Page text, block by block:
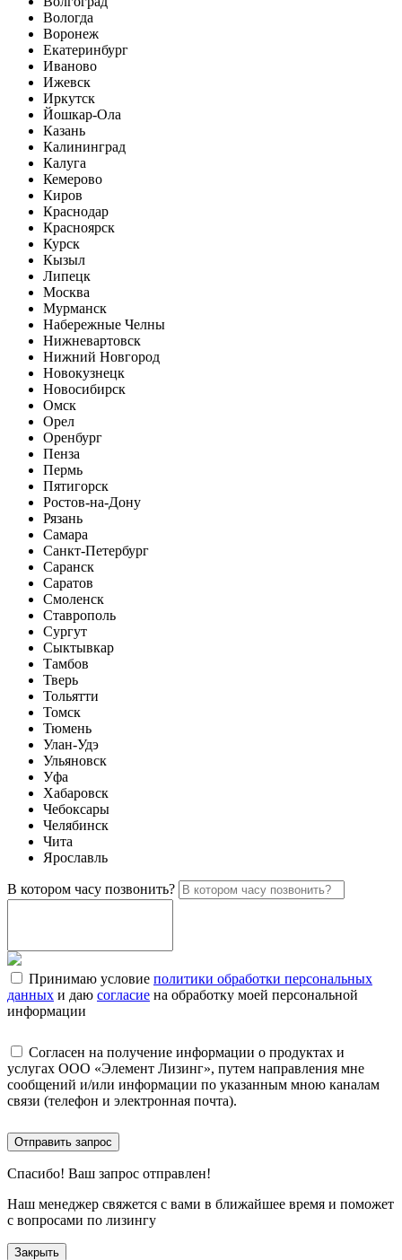
Вологда
Воронеж
Екатеринбург
Иваново
Ижевск
Иркутск
Йошкар-Ола
Казань
Калининград
Калуга
Кемерово
Киров
Краснодар
Красноярск
Курск
Кызыл
Липецк
Москва
Мурманск
Набережные Челны
Нижневартовск
Нижний Новгород
Новокузнецк
Новосибирск
Омск
Орел
Оренбург
Пенза
Пермь
Пятигорск
Ростов-на-Дону
Рязань
Самара
Санкт-Петербург
Саранск
Саратов
Смоленск
Ставрополь
Сургут
Сыктывкар
Тамбов
Тверь
Тольятти
Томск
Тюмень
Улан-Удэ
Ульяновск
Уфа
Хабаровск
Чебоксары
Челябинск
Чита
Ярославль
В котором часу позвонить?
Принимаю условие политики обработки персональных
данных и даю согласие на обработку моей персональной
информации
Согласен на получение информации о продуктах и
услугах ООО «Элемент Лизинг», путем направления мне
сообщений и/или информации по указанным мною каналам
связи (телефон и электронная почта).
Отправить запрос
Спасибо! Ваш запрос отправлен!
Наш менеджер свяжется с вами в ближайшее время и поможет
с вопросами по лизингу
Закрыть